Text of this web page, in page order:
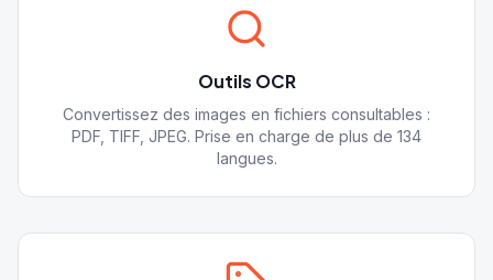
Outils OCR
Convertissez des images en fichiers consultables :
PDF, TIFF, JPEG. Prise en charge de plus de 134
langues.